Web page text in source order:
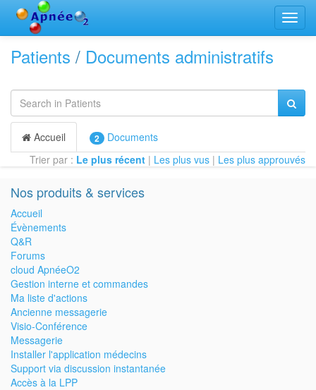
la
Patients / Documents administratifs
Accueil 2
Documents
Trier par : Le plus récent | Les plus vus | Les plus approuvés
Nos produits & services
Accueil
Évènements
Q&R
Forums
cloud ApnéeO2
Gestion interne et commandes
Ma liste d'actions
Ancienne messagerie
Visio-Conférence
Messagerie
Installer l'application médecins
Support via discussion instantanée
Accès à la LPP